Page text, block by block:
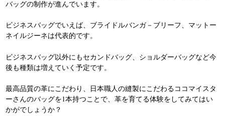
バッグの制作が進んでいます。
ビジネスバッグでいえば、ブライドルバンガ－ブリーフ、マットー
ネイルジーネは代表的です。
ビジネスバッグ以外にもセカンドバッグ、ショルダーバッグなど今
後も種類は増えていく予定です。
最高品質の革にこだわり、日本職人の縫製にこだわるココマイスタ
ーさんのバッグを1本持つことで、革を育てる体験をしてみてはい
かがでしょうか？